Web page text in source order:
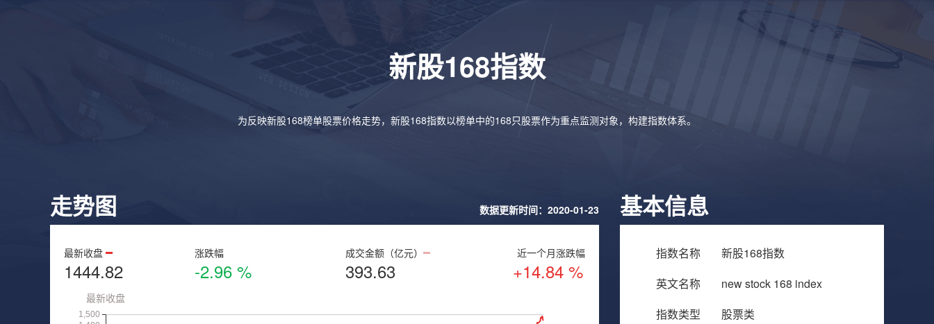
新股168指数
为反映新股168榜单股票价格走势，新股168指数以榜单中的168只股票作为重点监测对象，构建指数体系。
走势图 数据更新时间：2020-01-23
最新收盘
1444.82
涨跌幅
-2.96 %
成交金额（亿元）
393.63
近一个月涨跌幅
+14.84 %
基本信息
指数名称
新股168指数
英文名称
new stock 168 index
指数类型
股票类